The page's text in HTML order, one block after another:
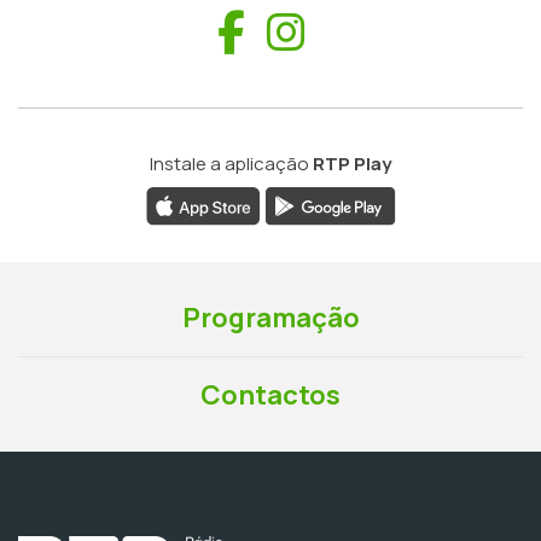
Facebook
Instale a aplicação RTP Play
Programação
Contactos